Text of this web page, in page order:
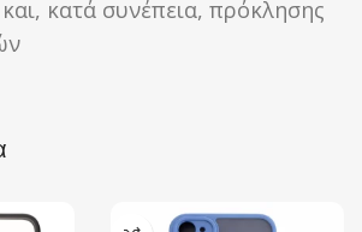
κατά συνέπεια, πρόκλησης